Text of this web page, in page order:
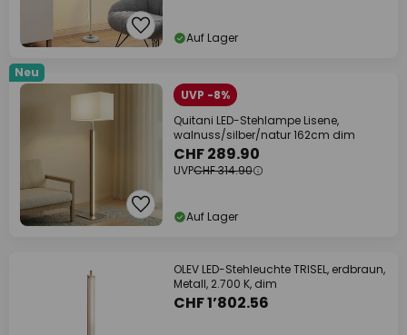
Auf Lager
Neu
UVP -8%
Quitani LED-Stehlampe Lisene,
walnuss/silber/natur 162cm dim
CHF 289.90
UVPCHF 314.90
Auf Lager
OLEV LED-Stehleuchte TRISEL, erdbraun,
Metall, 2.700 K, dim
CHF 1’802.56